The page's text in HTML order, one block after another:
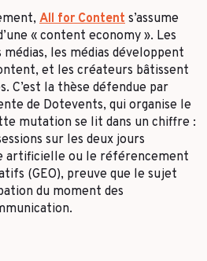
All for Content s’assume
« content economy ». Les
les médias développent
et les créateurs bâtissent
C’est la thèse défendue par
de Dotevents, qui organise le
mutation se lit dans un chiffre :
sur les deux jours
artificielle ou le référencement
(GEO), preuve que le sujet
du moment des